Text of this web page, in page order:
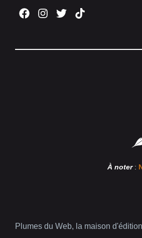
À noter:
Plumes du Web, la maison